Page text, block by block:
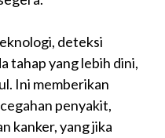
deteksi
tahap yang lebih dini,
Ini memberikan
penyakit,
kanker, yang jika